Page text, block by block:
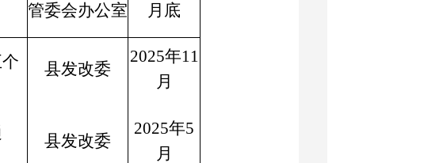
管委会办公室
月底
县发改委
2025年11
月
县发改委
2025年5
月